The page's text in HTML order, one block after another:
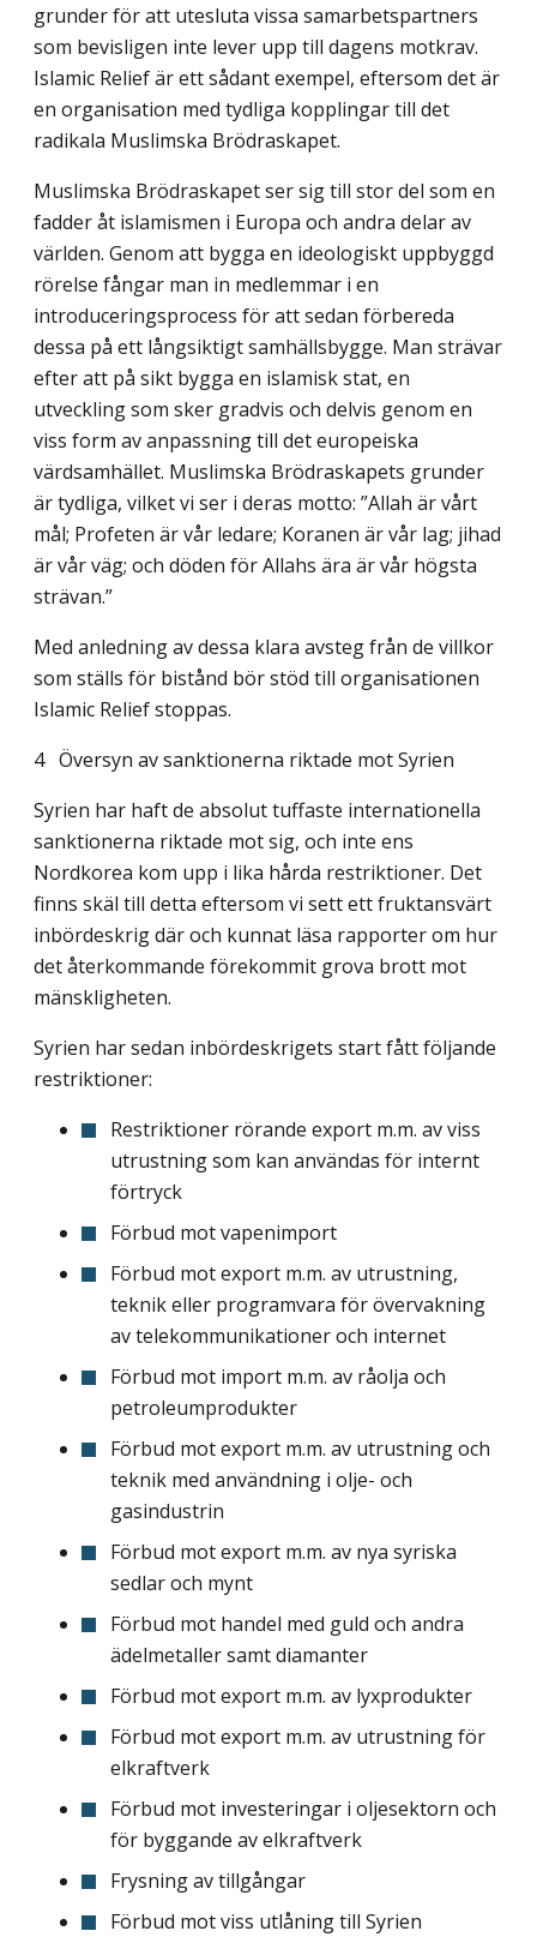
grunder för att utesluta vissa samarbetspartners
som bevisligen inte lever upp till dagens motkrav.
Islamic Relief är ett sådant exempel, eftersom det är
en organisation med tydliga kopplingar till det
radikala Muslimska Brödraskapet.
Muslimska Brödraskapet ser sig till stor del som en
fadder åt islamismen i Europa och andra delar av
världen. Genom att bygga en ideologiskt uppbyggd
rörelse fångar man in medlemmar i en
introduceringsprocess för att sedan förbereda
dessa på ett långsiktigt samhällsbygge. Man strävar
efter att på sikt bygga en islamisk stat, en
utveckling som sker gradvis och delvis genom en
viss form av anpassning till det europeiska
värdsamhället. Muslimska Brödraskapets grunder
är tydliga, vilket vi ser i deras motto: ”Allah är vårt
mål; Profeten är vår ledare; Koranen är vår lag; jihad
är vår väg; och döden för Allahs ära är vår högsta
strävan.”
Med anledning av dessa klara avsteg från de villkor
som ställs för bistånd bör stöd till organisationen
Islamic Relief stoppas.
4 Översyn av sanktionerna riktade mot Syrien
Syrien har haft de absolut tuffaste internationella
sanktionerna riktade mot sig, och inte ens
Nordkorea kom upp i lika hårda restriktioner. Det
finns skäl till detta eftersom vi sett ett fruktansvärt
inbördeskrig där och kunnat läsa rapporter om hur
det åter­kommande förekommit grova brott mot
mänskligheten.
Syrien har sedan inbördeskrigets start fått följande
restriktioner:
Restriktioner rörande export m.m. av viss
utrustning som kan användas för internt
förtryck
Förbud mot vapenimport
Förbud mot export m.m. av utrustning,
teknik eller programvara för övervakning
av telekommunikationer och internet
Förbud mot import m.m. av råolja och
petroleumprodukter
Förbud mot export m.m. av utrustning och
teknik med användning i olje- och
gasindustrin
Förbud mot export m.m. av nya syriska
sedlar och mynt
Förbud mot handel med guld och andra
ädelmetaller samt diamanter
Förbud mot export m.m. av lyxprodukter
Förbud mot export m.m. av utrustning för
elkraftverk
Förbud mot investeringar i oljesektorn och
för byggande av elkraftverk
Frysning av tillgångar
Förbud mot viss utlåning till Syrien